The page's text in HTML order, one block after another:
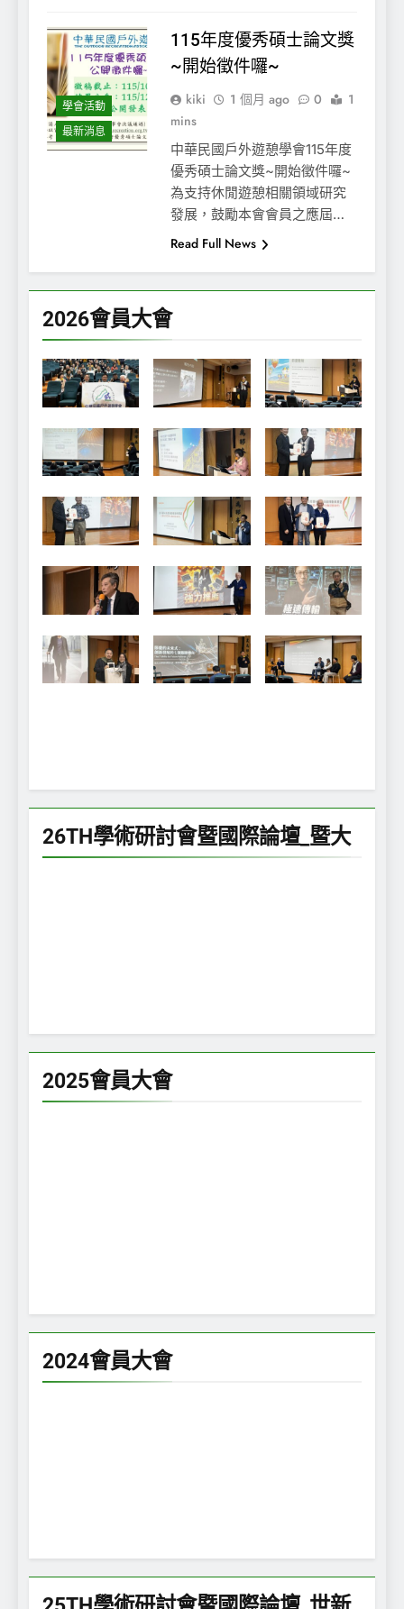
學會活動
最新消息
115年度優秀碩士論文獎
~開始徵件囉~
kiki 1 個月 ago 0
1
mins
中華民國戶外遊憩學會115年度
優秀碩士論文獎~開始徵件囉~
為支持休閒遊憩相關領域研究
發展，鼓勵本會會員之應屆…
Read Full News
2026會員大會
26TH學術研討會暨國際論壇_暨大
2025會員大會
2024會員大會